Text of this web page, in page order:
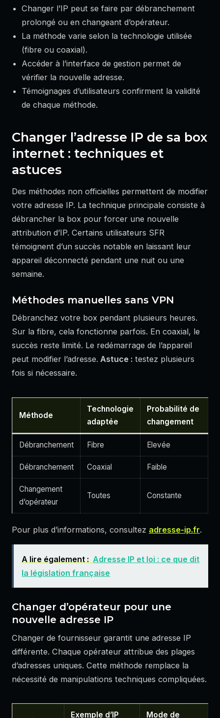
Changer l’IP peut se faire par débranchement
prolongé ou en changeant d’opérateur.
La méthode varie selon la technologie utilisée
(fibre ou coaxial).
Accéder à l’interface de gestion permet de
vérifier la nouvelle adresse.
Témoignages d’utilisateurs confirment la validité
de chaque méthode.
Changer l’adresse IP de sa box
internet : techniques et
astuces
Des méthodes non officielles permettent de modifier
votre adresse IP. La technique principale consiste à
débrancher la box pour forcer une nouvelle
attribution d’IP. Certains utilisateurs SFR
témoignent d’un succès notable en laissant leur
appareil déconnecté pendant une nuit ou une
semaine.
Méthodes manuelles sans VPN
Débranchez votre box pendant plusieurs heures.
Sur la fibre, cela fonctionne parfois. En coaxial, le
succès reste limité. Le redémarrage de l’appareil
peut modifier l’adresse. Astuce : testez plusieurs
fois si nécessaire.
Méthode
Technologie
adaptée
Probabilité de
changement
Débranchement Fibre Elevée
Débranchement Coaxial Faible
Changement
d’opérateur
Toutes Constante
Pour plus d’informations, consultez adresse-ip.fr.
A lire également : Adresse IP et loi : ce que dit
la législation française
Changer d’opérateur pour une
nouvelle adresse IP
Changer de fournisseur garantit une adresse IP
différente. Chaque opérateur attribue des plages
d’adresses uniques. Cette méthode remplace la
nécessité de manipulations techniques compliquées.
Exemple d’IP Mode de